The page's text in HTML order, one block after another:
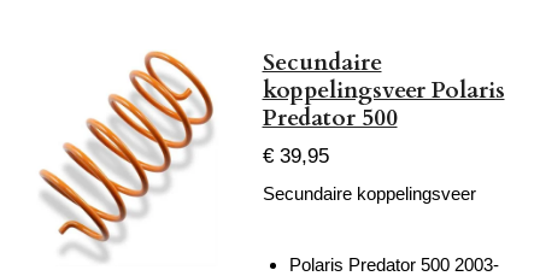
Secundaire
koppelingsveer Polaris
Predator 500
€ 39,95
Secundaire koppelingsveer
Polaris Predator 500 2003-